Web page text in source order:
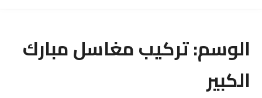
الوسم:تركيب مغاسل مبارك
الكبير